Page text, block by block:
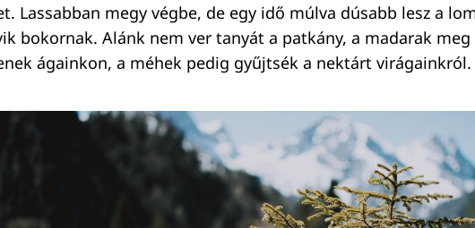
Lassabban megy végbe, de egy idő múlva dúsabb lesz a
bokornak. Alánk nem ver tanyát a patkány, a madarak meg
ágainkon, a méhek pedig gyűjtsék a nektárt virágainkról.